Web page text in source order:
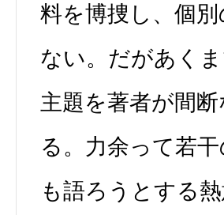
料を博捜し、個
ない。だがあく
主題を著者が間
る。力余って若
も語ろうとする